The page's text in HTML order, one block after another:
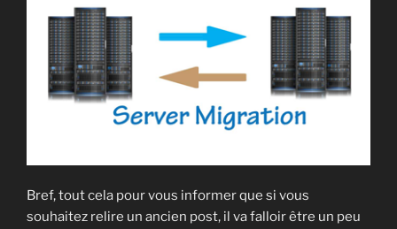
Bref, tout cela pour vous informer que si vous
souhaitez relire un ancien post, il va falloir être un peu